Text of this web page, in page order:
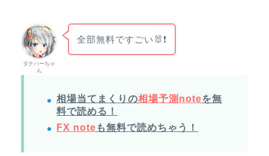
ダナハーちゃ
ん
全部無料ですごい🐰❗
相場当てまくりの相場予測noteを無
料で読める！
FX note も無料で読めちゃう！